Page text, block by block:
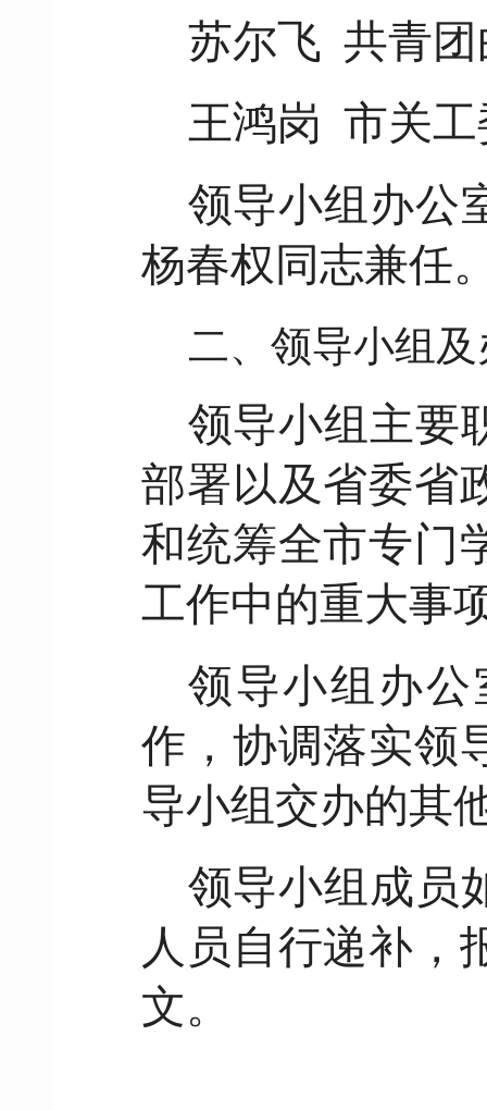
苏尔飞 共青
王鸿岗 市关
领导小组办公
杨春权同志兼任
二、领导小组
领导小组主要
部署以及省委省
和统筹全市专门
工作中的重大事
领导小组办
作，协调落实领
导小组交办的其
领导小组成员
人员自行递补，
文。